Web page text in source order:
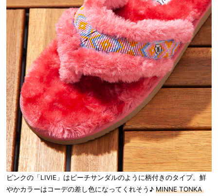
ピンクの「LIVIE」はビーチサンダルのように柄付きのタイプ。鮮
やかカラーはコーデの差し色になってくれそう♪ MINNE TONKA